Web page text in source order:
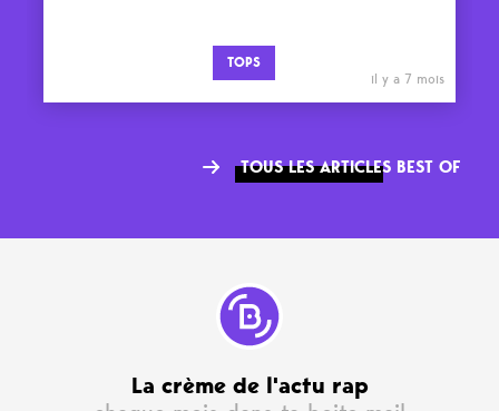
TOPS
il y a 7 mois
TOUS LES ARTICLES BEST OF
La crème de l'actu rap